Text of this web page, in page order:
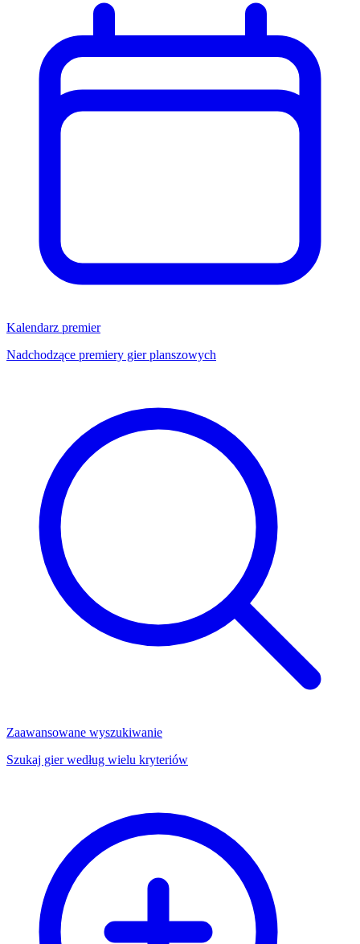
Kalendarz premier
Nadchodzące premiery gier planszowych
Zaawansowane wyszukiwanie
Szukaj gier według wielu kryteriów